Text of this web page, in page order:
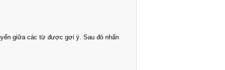
giữa các từ được gợi ý. Sau đó nhấn